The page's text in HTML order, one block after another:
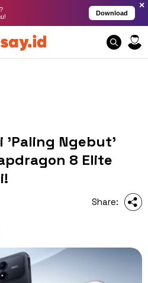
Download
×
'Paling Ngebut'
8 Elite
Share: